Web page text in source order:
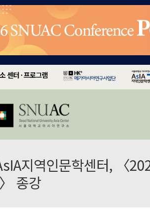
센터 · 프로그램
지역인문학센터, 〈
종강